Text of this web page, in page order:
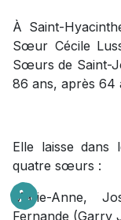
À Saint-
Sœur Cécile
Sœurs de Saint-
86 ans, après 64
Elle laisse dans
quatre sœurs :
Marie-Anne,
Fernande (Garry